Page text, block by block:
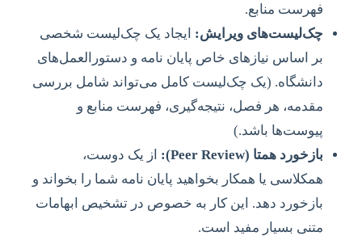
فهرست منابع.
چک‌لیست‌های ویرایش: ایجاد یک چک‌لیست شخصی
بر اساس نیازهای خاص پایان نامه و دستورالعمل‌های
دانشگاه. (یک چک‌لیست کامل می‌تواند شامل بررسی
مقدمه، هر فصل، نتیجه‌گیری، فهرست منابع و
پیوست‌ها باشد.)
بازخورد همتا (Peer Review):
از یک دوست،
همکلاسی یا همکار بخواهید پایان نامه شما را بخواند و
بازخورد دهد. این کار به خصوص در تشخیص ابهامات
متنی بسیار مفید است.